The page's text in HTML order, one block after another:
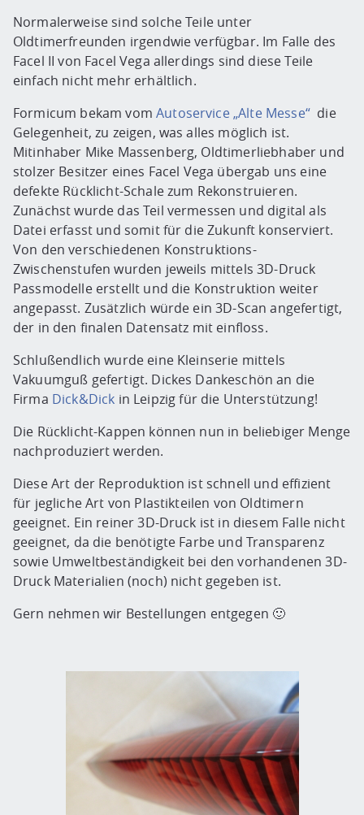
Normalerweise sind solche Teile unter
Oldtimerfreunden irgendwie verfügbar. Im Falle des
Facel II von Facel Vega allerdings sind diese Teile
einfach nicht mehr erhältlich.
Formicum bekam vom Autoservice „Alte Messe“die
Gelegenheit, zu zeigen, was alles möglich ist.
Mitinhaber Mike Massenberg, Oldtimerliebhaber und
stolzer Besitzer eines Facel Vega übergab uns eine
defekte Rücklicht-Schale zum Rekonstruieren.
Zunächst wurde das Teil vermessen und digital als
Datei erfasst und somit für die Zukunft konserviert.
Von den verschiedenen Konstruktions-
Zwischenstufen wurden jeweils mittels 3D-Druck
Passmodelle erstellt und die Konstruktion weiter
angepasst. Zusätzlich würde ein 3D-Scan angefertigt,
der in den finalen Datensatz mit einfloss.
Schlußendlich wurde eine Kleinserie mittels
Vakuumguß gefertigt. Dickes Dankeschön an die
Firma Dick&Dick in Leipzig für die Unterstützung!
Die Rücklicht-Kappen können nun in beliebiger Menge
nachproduziert werden.
Diese Art der Reproduktion ist schnell und effizient
für jegliche Art von Plastikteilen von Oldtimern
geeignet. Ein reiner 3D-Druck ist in diesem Falle nicht
geeignet, da die benötigte Farbe und Transparenz
sowie Umweltbeständigkeit bei den vorhandenen 3D-
Druck Materialien (noch) nicht gegeben ist.
Gern nehmen wir Bestellungen entgegen 🙂